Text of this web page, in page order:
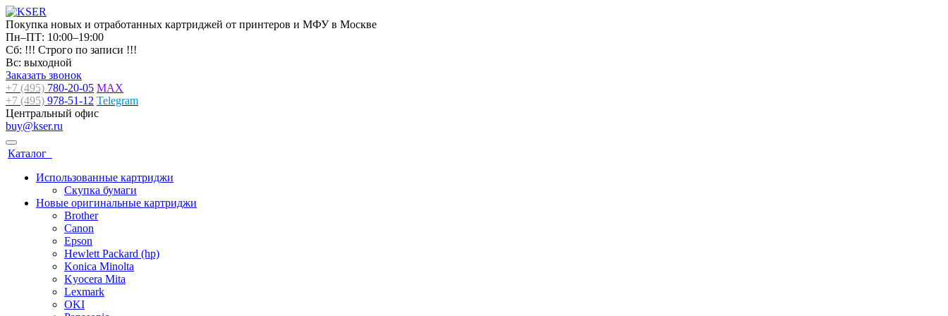
Покупка новых и отработанных картриджей от принтеров и МФУ в Москве
Пн–ПТ: 10:00–19:00
Сб: !!! Строго по записи !!!
Вс: выходной
Заказать звонок
+7 (495) 780-20-05 MAX
+7 (495) 978-51-12 Telegram
Центральный офис
buy@kser.ru
Каталог
Использованные картриджи
Скупка бумаги
Новые оригинальные картриджи
Brother
Canon
Epson
Hewlett Packard (hp)
Konica Minolta
Kyocera Mita
Lexmark
OKI